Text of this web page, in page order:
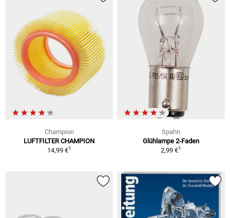
Champion
LUFTFILTER CHAMPION
14,99 €1
Spahn
Glühlampe 2-Faden
2,99 €1